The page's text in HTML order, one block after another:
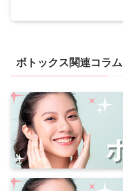
ボトックス関連コラム